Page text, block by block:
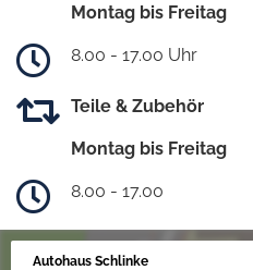
Montag bis Freitag
8.00 - 17.00 Uhr
Teile & Zubehör
Montag bis Freitag
8.00 - 17.00
Autohaus Schlinke